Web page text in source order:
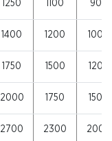
1250 1100 900
1400 1200 1000
1750 1500 1200
2000 1750 1500
2700 2300 2000